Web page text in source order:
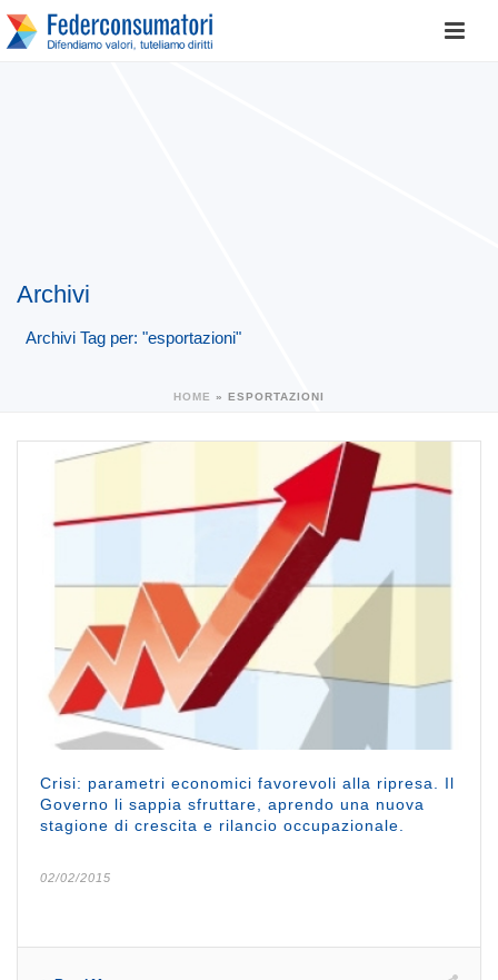
Archivi
Archivi Tag per: "esportazioni"
HOME » ESPORTAZIONI
Crisi: parametri economici favorevoli alla ripresa. Il
Governo li sappia sfruttare, aprendo una nuova
stagione di crescita e rilancio occupazionale.
02/02/2015